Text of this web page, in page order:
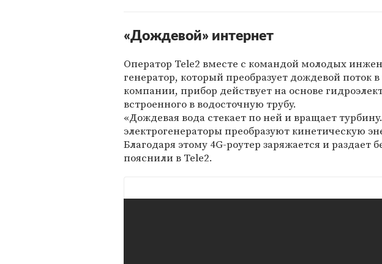
«Дождевой» интернет
Оператор Tele2 вместе с командой молодых
генератор, который преобразует дождевой поток
компании, прибор действует на основе
встроенного в водосточную трубу.
«Дождевая вода стекает по ней и вращает
электрогенераторы преобразуют кинетическую
Благодаря этому 4G-роутер заряжается и раздает
пояснили в Tele2.